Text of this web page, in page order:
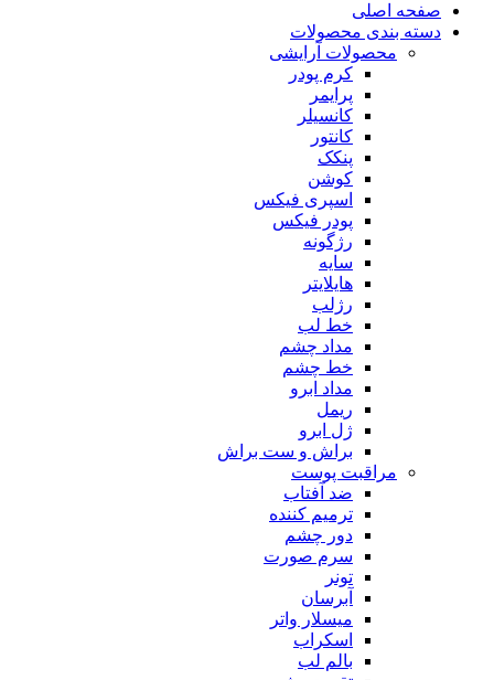
صفحه اصلی
دسته بندی محصولات
محصولات آرایشی
کرم پودر
پرایمر
کانسیلر
کانتور
پنکک
کوشن
اسپری فیکس
پودر فیکس
رژگونه
سایه
هایلایتر
رژلب
خط لب
مداد چشم
خط چشم
مداد ابرو
ریمل
ژل ابرو
براش و ست براش
مراقبت پوست
ضد آفتاب
ترمیم کننده
دور چشم
سرم صورت
تونر
آبرسان
میسلار واتر
اسکراب
بالم لب